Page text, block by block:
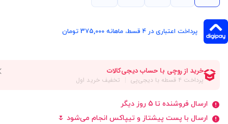
پرداخت اعتباری در ۴ قسط، ماهانه 375,000 تومان
ارسال فروشنده تا 5 روز دیگر
ارسال با پست پیشتاز و تیپاکس انجام می‌شود 🌷